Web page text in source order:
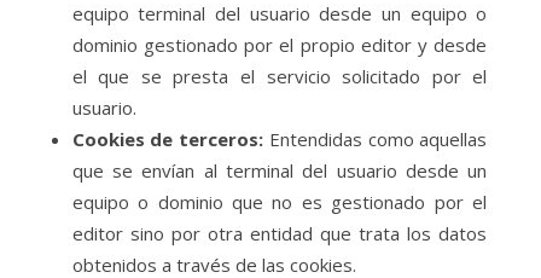
equipo terminal del usuario desde un equipo o
dominio gestionado por el propio editor y desde
el que se presta el servicio solicitado por el
usuario.
Cookies de terceros: Entendidas como aquellas
que se envían al terminal del usuario desde un
equipo o dominio que no es gestionado por el
editor sino por otra entidad que trata los datos
obtenidos a través de las cookies.